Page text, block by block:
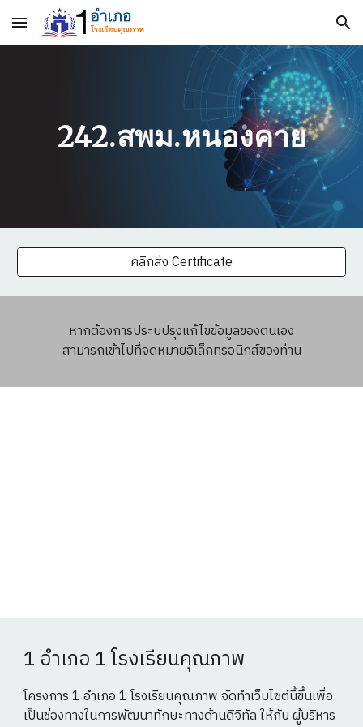
Skip to main content Skip to navigation
242.สพม.หนองคาย
คลิกส่ง Certificate
หากต้องการประบปรุงแก้ไขข้อมูลของตนเอง
สามารถเข้าไปที่จดหมายอิเล็กทรอนิกส์ของท่าน
1 อำเภอ 1 โรงเรียนคุณภาพ
โครงการ 1 อำเภอ 1 โรงเรียนคุณภาพ จัดทำเว็บไซต์นี้ขึ้นเพื่อ
เป็นช่องทางในการพัฒนาทักษะทางด้านดิจิทัล ให้กับ ผู้บริหาร